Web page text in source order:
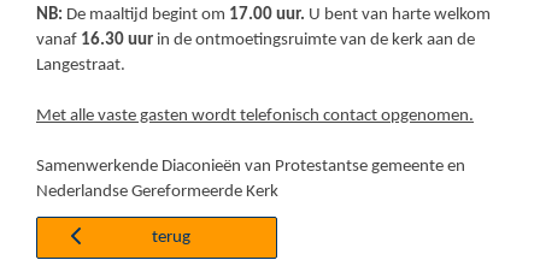
NB: De maaltijd begint om 17.00 uur. U bent van harte welkom
vanaf 16.30 uur in de ontmoetingsruimte van de kerk aan de
Langestraat.
Met alle vaste gasten wordt telefonisch contact opgenomen.
Samenwerkende Diaconieën van Protestantse gemeente en
Nederlandse Gereformeerde Kerk
terug